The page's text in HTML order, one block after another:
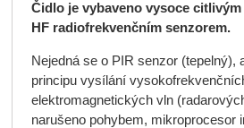
Čidlo je vybaveno vysoce
HF radiofrekvenčním senzorem.
Nejedná se o PIR senzor (tepelný),
principu vysílání
elektromagnetických vln
narušeno pohybem, mikroprocesor